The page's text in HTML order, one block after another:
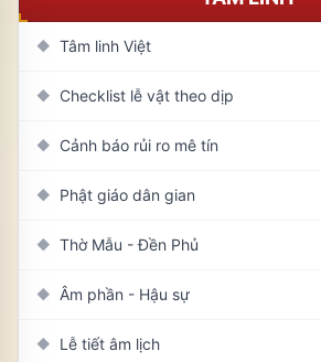
◆ Tâm linh Việt
◆ Checklist lễ vật theo dịp
◆ Cảnh báo rủi ro mê tín
◆ Phật giáo dân gian
◆ Thờ Mẫu - Đền Phủ
◆ Âm phần - Hậu sự
◆ Lễ tiết âm lịch